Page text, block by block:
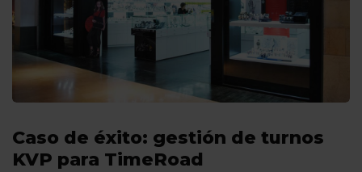
Caso de éxito: gestión de turnos
KVP para TimeRoad